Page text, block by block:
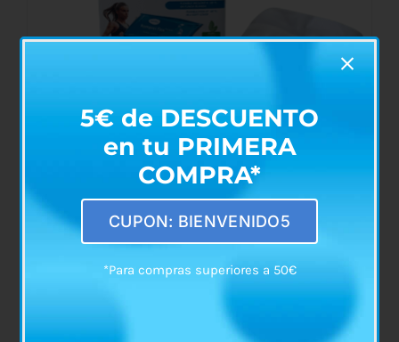
Compresa de Gel Frío-Calor con Funda
5€ de DESCUENTO
en tu PRIMERA
COMPRA*
CUPON: BIENVENIDO5
*Para compras superiores a 50€